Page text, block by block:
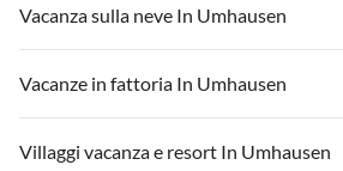
Vacanza sulla neve In Umhausen
Vacanze in fattoria In Umhausen
Villaggi vacanza e resort In Umhausen